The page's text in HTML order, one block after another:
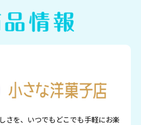
さを、いつでもどこでも手軽にお楽